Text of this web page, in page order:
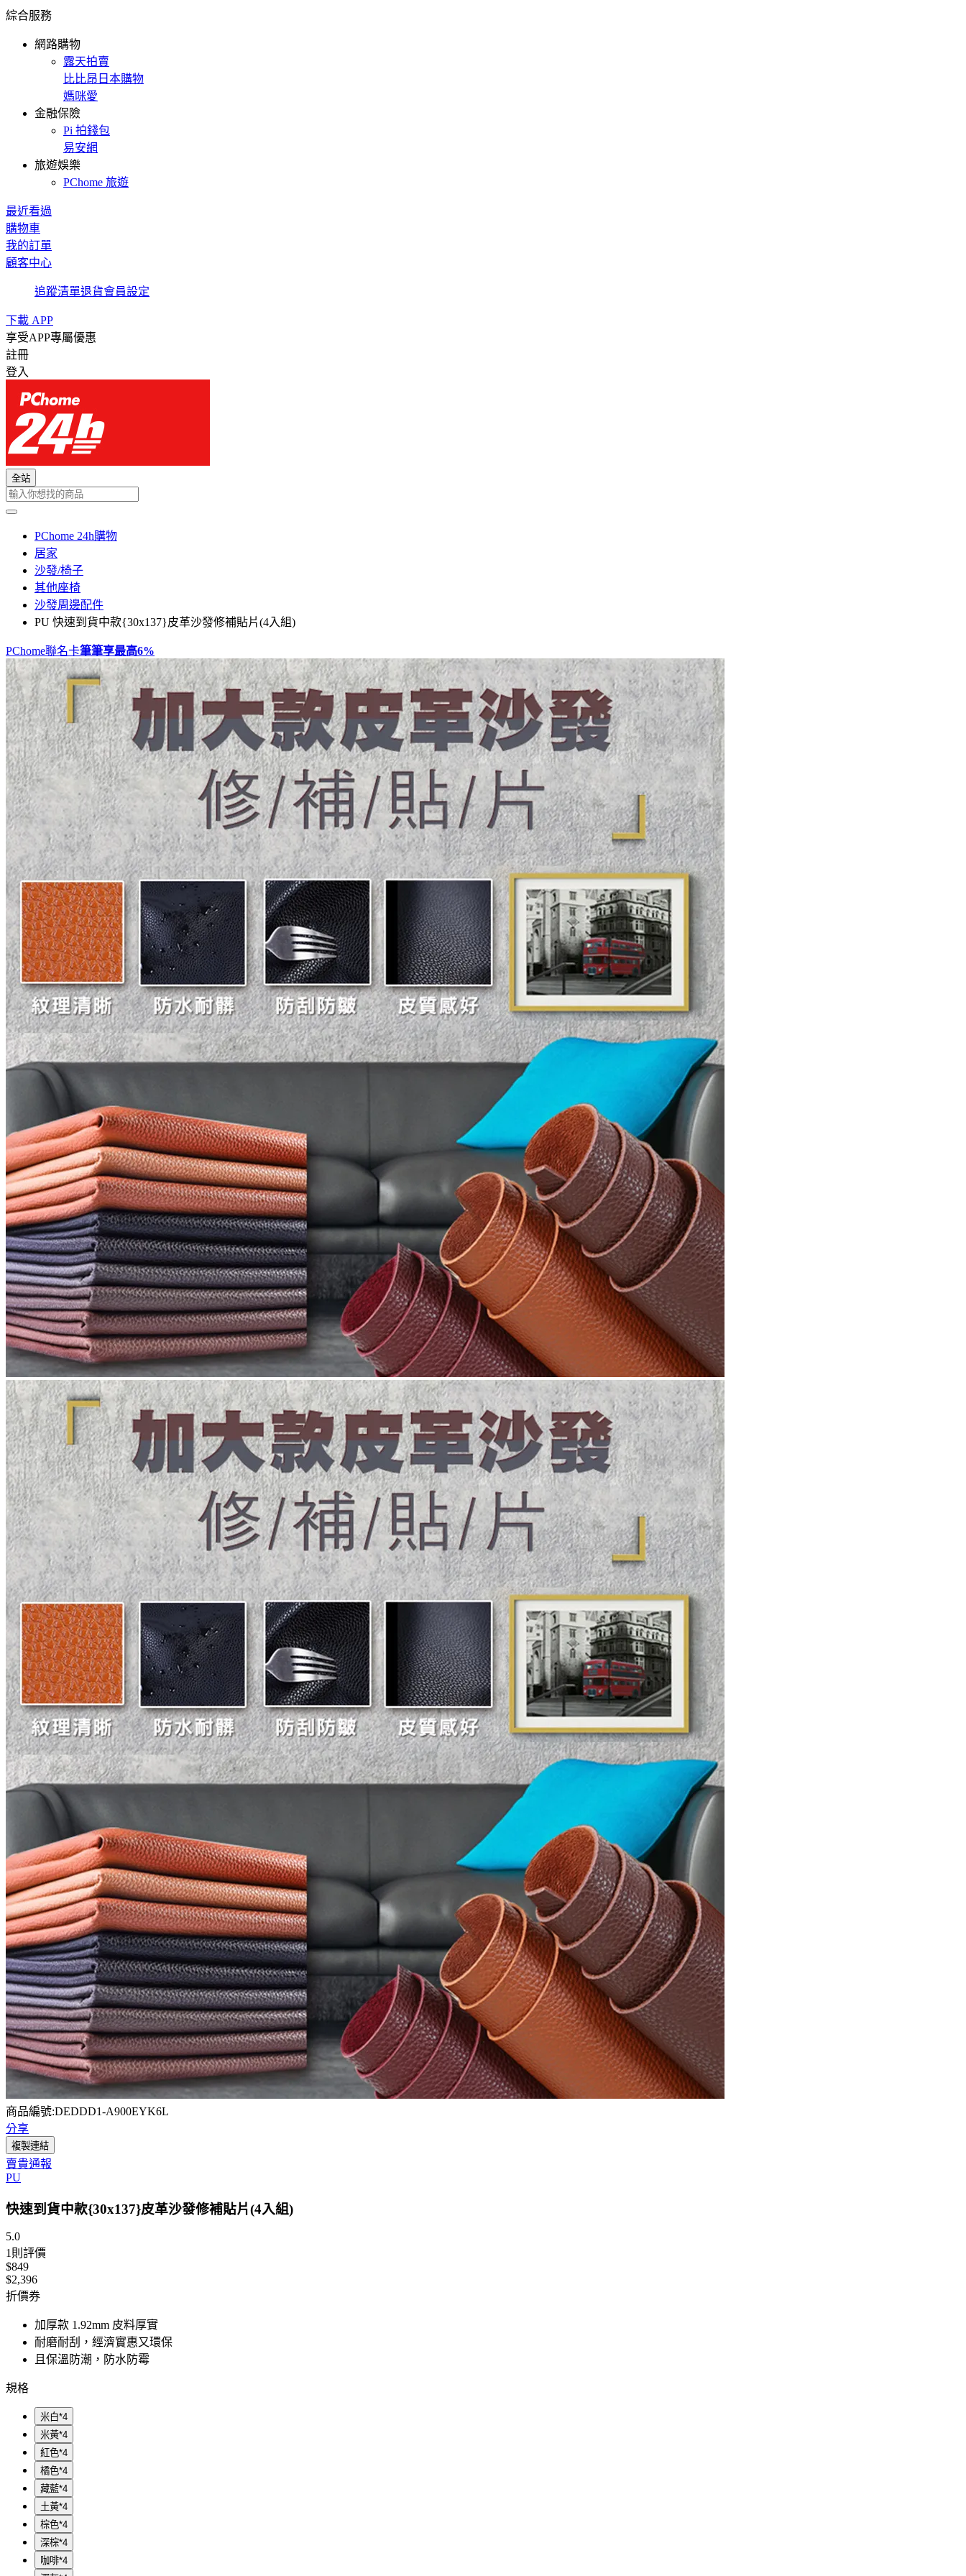
綜合服務
網路購物
露天拍賣
比比昂日本購物
媽咪愛
金融保險
Pi 拍錢包
易安網
旅遊娛樂
PChome 旅遊
最近看過
購物車
我的訂單
顧客中心
追蹤清單退貨會員設定
下載 APP
享受APP專屬優惠
註冊
登入
全站
PChome 24h購物
居家
沙發/椅子
其他座椅
沙發周邊配件
PU 快速到貨中款{30x137}皮革沙發修補貼片(4入組)
PChome聯名卡筆筆享最高6%
商品編號:DEDDD1-A900EYK6L
分享
複製連結
賣貴通報
PU
快速到貨中款{30x137}皮革沙發修補貼片(4入組)
5.0
1則評價
$849
$2,396
折價券
加厚款 1.92mm 皮料厚實
耐磨耐刮，經濟實惠又環保
且保溫防潮，防水防霉
規格
米白*4
米黃*4
紅色*4
橘色*4
藏藍*4
土黃*4
棕色*4
深棕*4
咖啡*4